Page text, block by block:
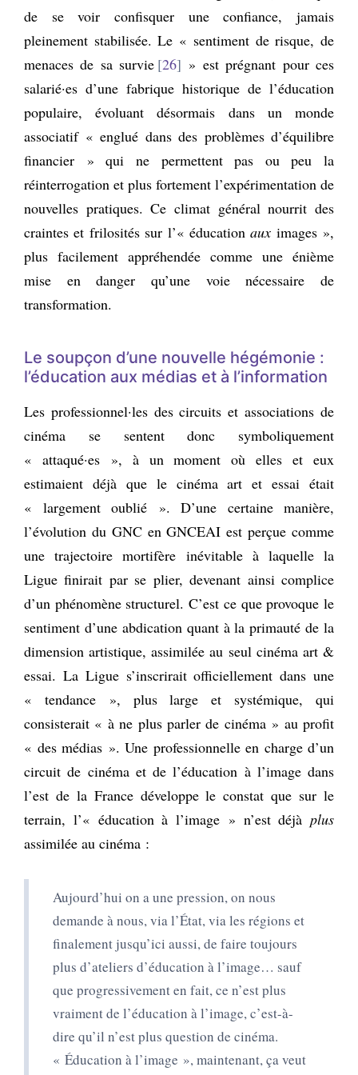
de se voir confisquer une confiance, jamais
pleinement stabilisée. Le « sentiment de risque, de
menaces de sa survie 26
» est prégnant pour ces
salarié·es d’une fabrique historique de l’éducation
populaire, évoluant désormais dans un monde
associatif « englué dans des problèmes d’équilibre
financier » qui ne permettent pas ou peu la
réinterrogation et plus fortement l’expérimentation de
nouvelles pratiques. Ce climat général nourrit des
craintes et frilosités sur l’« éducationaux images »,
plus facilement appréhendée comme une énième
mise en danger qu’une voie nécessaire de
transformation.
Le soupçon d’une nouvelle hégémonie :
l’éducation aux médias et à l’information
Les professionnel·les des circuits et associations de
cinéma se sentent donc symboliquement
« attaqué·es », à un moment où elles et eux
estimaient déjà que le cinéma art et essai était
« largement oublié ». D’une certaine manière,
l’évolution du GNC en GNCEAI est perçue comme
une trajectoire mortifère inévitable à laquelle la
Ligue finirait par se plier, devenant ainsi complice
d’un phénomène structurel. C’est ce que provoque le
sentiment d’une abdication quant à la primauté de la
dimension artistique, assimilée au seul cinéma art &
essai. La Ligue s’inscrirait officiellement dans une
« tendance », plus large et systémique, qui
consisterait « à ne plus parler de cinéma » au profit
« des médias ». Une professionnelle en charge d’un
circuit de cinéma et de l’éducation à l’image dans
l’est de la France développe le constat que sur le
terrain, l’« éducation à l’image » n’est déjà plus
assimilée au cinéma :
Aujourd’hui on a une pression, on nous
demande à nous, via l’État, via les régions et
finalement jusqu’ici aussi, de faire toujours
plus d’ateliers d’éducation à l’image… sauf
que progressivement en fait, ce n’est plus
vraiment de l’éducation à l’image, c’est-à-
dire qu’il n’est plus question de cinéma.
« Éducation à l’image », maintenant, ça veut